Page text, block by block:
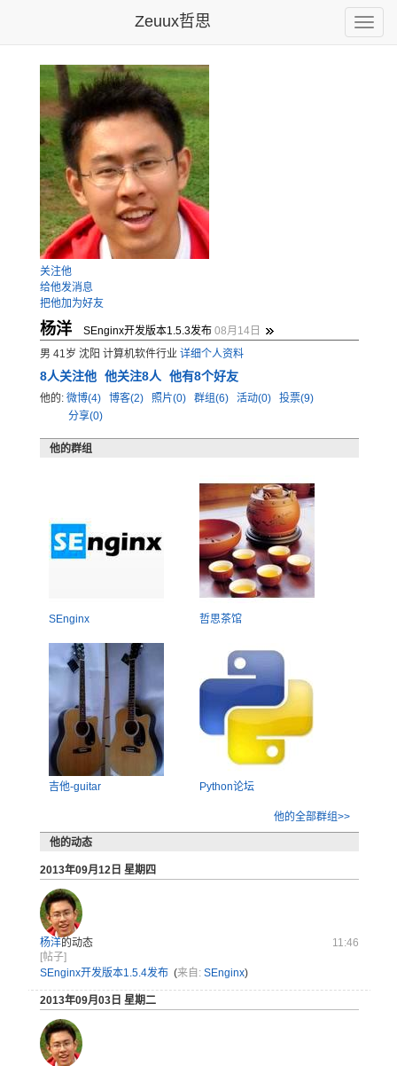
Toggle
Zeuux哲思
关注他
给他发消息
把他加为好友
杨洋 SEnginx开发版本1.5.3发布 08月14日
男 41岁 沈阳 计算机软件行业 详细个人资料
8人关注他 他关注8人 他有8个好友
他的: 微博(4) 博客(2) 照片(0) 群组(6) 活动(0)
投票(9)
分享(0)
他的群组
SEnginx 哲思茶馆
吉他-guitar Python论坛
他的全部群组>>
他的动态
2013年09月12日 星期四
杨洋的动态
11:46
[帖子]
SEnginx开发版本1.5.4发布 (来自: SEnginx)
2013年09月03日 星期二